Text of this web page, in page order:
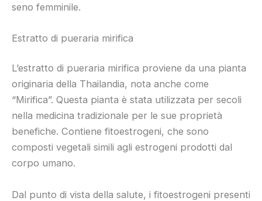
seno femminile.
Estratto di pueraria mirifica
L’estratto di pueraria mirifica proviene da una pianta
originaria della Thailandia, nota anche come
“Mirifica”. Questa pianta è stata utilizzata per secoli
nella medicina tradizionale per le sue proprietà
benefiche. Contiene fitoestrogeni, che sono
composti vegetali simili agli estrogeni prodotti dal
corpo umano.
Dal punto di vista della salute, i fitoestrogeni presenti